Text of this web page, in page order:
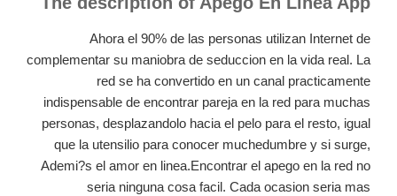
Ahora el 90% de las personas utilizan Internet de
complementar su maniobra de seduccion en la vida real. La
red se ha convertido en un canal practicamente
indispensable de encontrar pareja en la red para muchas
personas, desplazandolo hacia el pelo para el resto, igual
que la utensilio para conocer muchedumbre y si surge,
Ademi?s el amor en linea.Encontrar el apego en la red no
seri­a ninguna cosa facil. Cada ocasion seri­a mas